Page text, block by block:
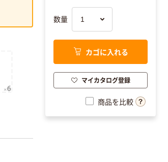
数量
カゴに入れる
マイカタログ登録
商品を比較